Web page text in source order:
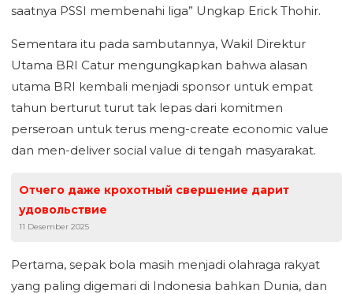
saatnya PSSI membenahi liga” Ungkap Erick Thohir.
Sementara itu pada sambutannya, Wakil Direktur
Utama BRI Catur mengungkapkan bahwa alasan
utama BRI kembali menjadi sponsor untuk empat
tahun berturut turut tak lepas dari komitmen
perseroan untuk terus meng-create economic value
dan men-deliver social value di tengah masyarakat.
Отчего даже крохотный свершение дарит
удовольствие
11 Desember 2025
Pertama, sepak bola masih menjadi olahraga rakyat
yang paling digemari di Indonesia bahkan Dunia, dan